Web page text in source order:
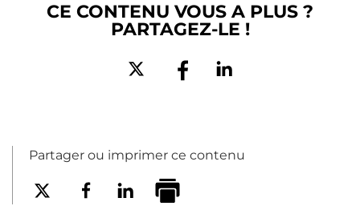
CE CONTENU VOUS A PLUS ?
PARTAGEZ-LE !
Partager ou imprimer ce contenu